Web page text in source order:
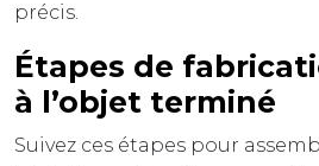
précis.
Étapes de
à l’objet terminé
Suivez ces étapes pour